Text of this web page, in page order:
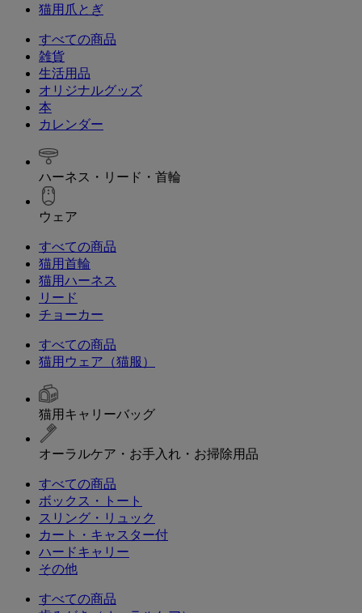
猫用爪とぎ
すべての商品
雑貨
生活用品
オリジナルグッズ
本
カレンダー
ハーネス・リード・首輪
ウェア
すべての商品
猫用首輪
猫用ハーネス
リード
チョーカー
すべての商品
猫用ウェア（猫服）
猫用キャリーバッグ
オーラルケア・お手入れ・お掃除用品
すべての商品
ボックス・トート
スリング・リュック
カート・キャスター付
ハードキャリー
その他
すべての商品